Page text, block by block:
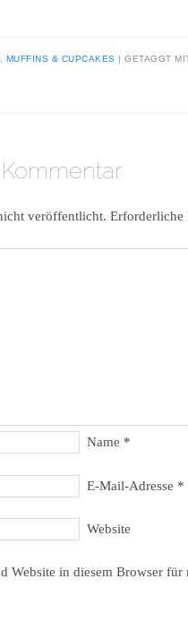
MUFFINS & CUPCAKES |GETAGGT
veröffentlicht.
Name *
E-Mail-Adresse *
Website
Website in diesem Browser für